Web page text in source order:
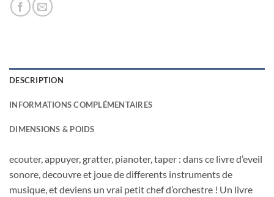
DESCRIPTION
INFORMATIONS COMPLÉMENTAIRES
DIMENSIONS & POIDS
ecouter, appuyer, gratter, pianoter, taper : dans ce livre d’eveil
sonore, decouvre et joue de differents instruments de
musique, et deviens un vrai petit chef d’orchestre ! Un livre